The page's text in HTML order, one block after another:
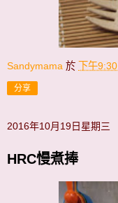
Sandymama 於 下午9:30
分享
2016年10月19日星期三
HRC慢煮捧